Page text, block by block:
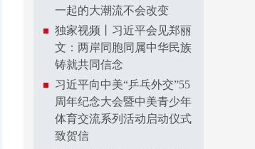
一起的大潮流不会改变
独家视频丨习近平会见郑丽
文：两岸同胞同属中华民族
铸就共同信念
习近平向中美“乒乓外交”55
周年纪念大会暨中美青少年
体育交流系列活动启动仪式
致贺信